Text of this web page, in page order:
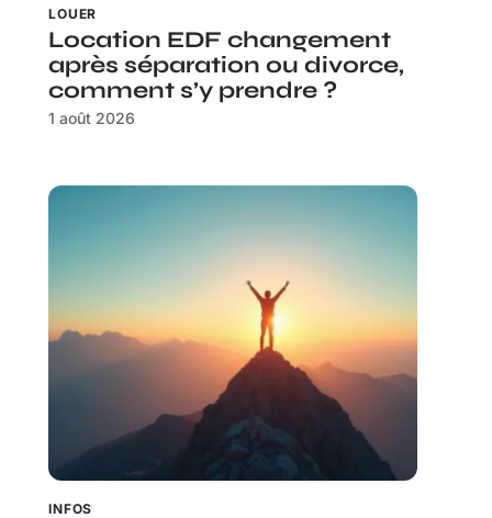
LOUER
Location EDF changement
après séparation ou divorce,
comment s’y prendre ?
1 août 2026
INFOS